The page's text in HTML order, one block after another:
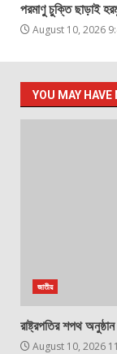
পরমাণু চুক্তি ছাড়াই
August 10, 2026
YOU MAY HAVE
জাতীয়
রাষ্ট্রপতির শপথ
August 10, 2026